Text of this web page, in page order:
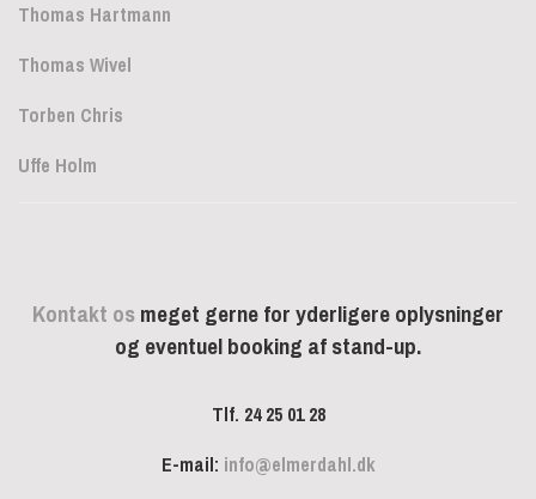
Thomas Hartmann
Thomas Wivel
Torben Chris
Uffe Holm
Kontakt osmeget gerne for yderligere oplysninger
og eventuel booking af stand-up.
Tlf. 24 25 01 28
E-mail: info@elmerdahl.dk